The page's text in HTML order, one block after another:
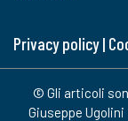
Privacy policy|
© Gli articoli
Giuseppe Ugolini